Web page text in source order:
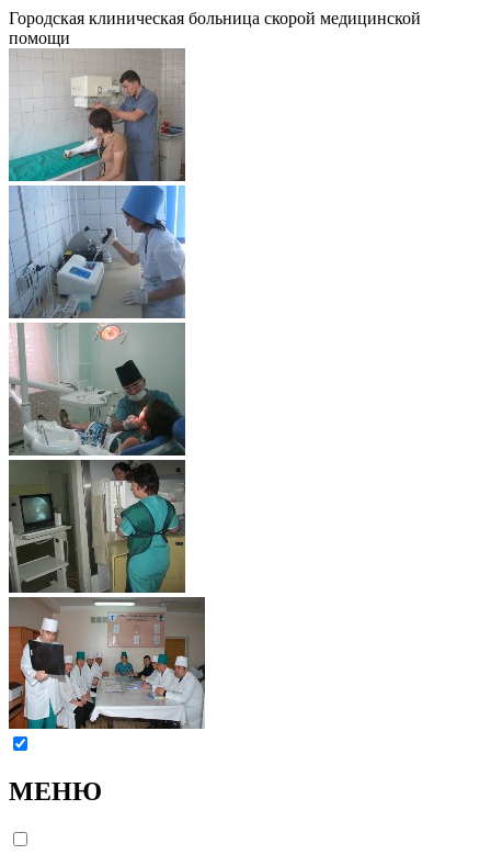
Городская клиническая больница скорой медицинской
помощи
МЕНЮ